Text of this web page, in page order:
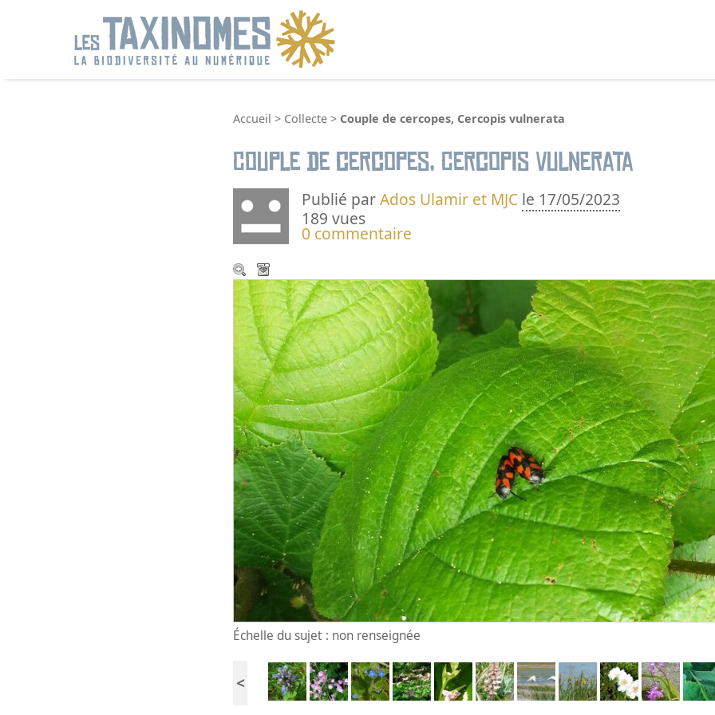
Accueil > Collecte > Couple de cercopes, Cercopis vulnerata
Couple de cercopes, Cercopis vulnerata
Publié parAdos Ulamir et MJC le 17/05/2023
189 vues
0 commentaire
Échelle du sujet : non renseignée
<